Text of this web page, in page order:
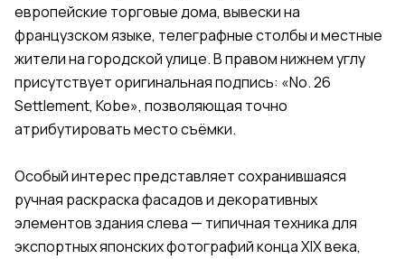
европейские торговые дома, вывески на
французском языке, телеграфные столбы и местные
жители на городской улице. В правом нижнем углу
присутствует оригинальная подпись: «No. 26
Settlement, Kobe», позволяющая точно
атрибутировать место съёмки.
Особый интерес представляет сохранившаяся
ручная раскраска фасадов и декоративных
элементов здания слева — типичная техника для
экспортных японских фотографий конца XIX века,